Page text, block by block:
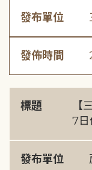
發布單位
發佈時間
標題
【
7日
發布單位